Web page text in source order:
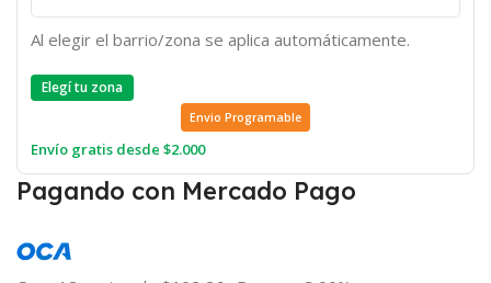
Al elegir el barrio/zona se aplica automáticamente.
Elegí tu zona
Envio Programable
Envío gratis desde $2.000
Pagando con Mercado Pago